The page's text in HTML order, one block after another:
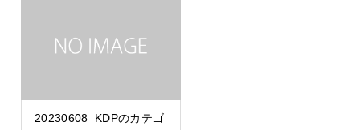
20230608_KDPのカテゴ